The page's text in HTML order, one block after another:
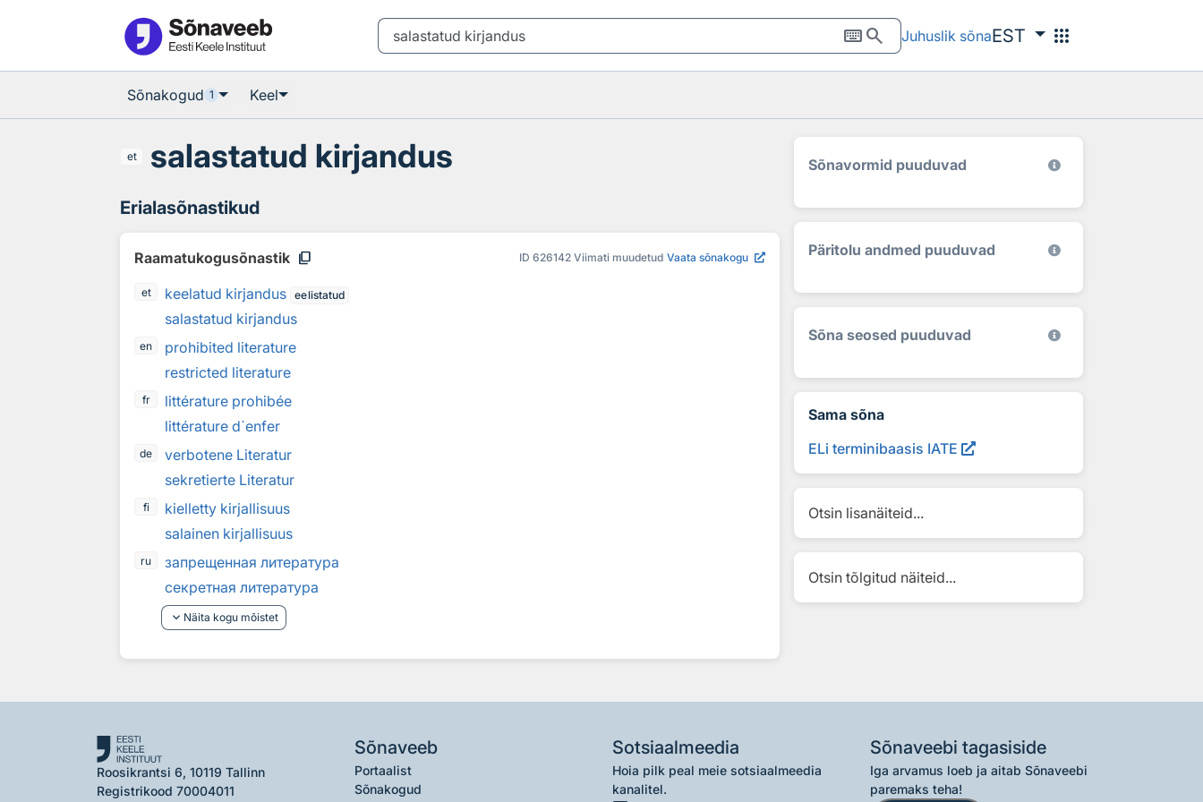
keyboardsearch Juhuslik sõnaEST apps
Sõnakogud 1 Keel
et salastatud kirjandus
Erialasõnastikud
Raamatukogusõnastik content_copy ID 626142 Viimati muudetud Vaata sõnakogu
et keelatud kirjandus eelistatud
salastatud kirjandus
en
prohibited literature
restricted literature
fr
littérature prohibée
littérature d`enfer
de
verbotene Literatur
sekretierte Literatur
fi
kielletty kirjallisuus
salainen kirjallisuus
ru
запрещенная литература
секретная литература
keyboard_arrow_down Näita kogu mõistet
Sõnavormid puuduvad
Päritolu andmed puuduvad
Sõna seosed puuduvad
Sama sõna
ELi terminibaasis IATE
Otsin lisanäiteid...
Otsin tõlgitud näiteid...
Roosikrantsi 6, 10119 Tallinn
Registrikood 70004011
Sõnaveeb
Portaalist
Sõnakogud
Sotsiaalmeedia
Hoia pilk peal meie sotsiaalmeedia
kanalitel.
Sõnaveebi tagasiside
Iga arvamus loeb ja aitab Sõnaveebi
paremaks teha!